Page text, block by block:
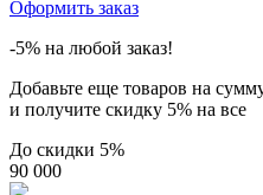
Оформить заказ
-5% на любой заказ!
Добавьте еще товаров на
и получите скидку 5% на все
До скидки 5%
90 000